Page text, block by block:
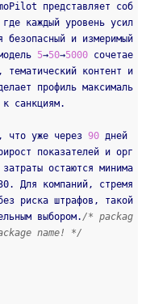
представляет соб
каждый уровень усил
безопасный и измеримый
5→50→5000 сочетае
тематический контент и
профиль максималь
к санкциям.
что уже через 90 дней
показателей и орг
остаются минима
Для компаний, стремя
риска штрафов, такой
выбором./* packag
name! */